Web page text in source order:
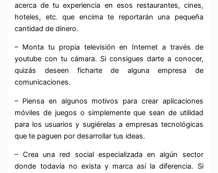
acerca de tu experiencia en esos restaurantes, cines,
hoteles, etc. que encima te reportarán una pequeña
cantidad de dinero.
– Monta tu propia televisión en Internet a través de
youtube con tu cámara. Si consigues darte a conocer,
quizás deseen ficharte de alguna empresa de
comunicaciones.
– Piensa en algunos motivos para crear aplicaciones
móviles de juegos o simplemente que sean de utilidad
para los usuarios y sugiérelas a empresas tecnológicas
que te paguen por desarrollar tus ideas.
– Crea una red social especializada en algún sector
donde todavía no exista y marca así la diferencia. Si